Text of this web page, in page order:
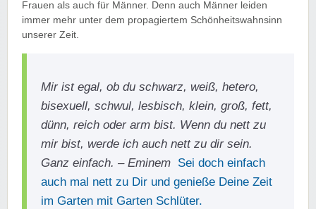
Frauen als auch für Männer. Denn auch Männer leiden
immer mehr unter dem propagiertem Schönheitswahnsinn
unserer Zeit.
Mir ist egal, ob du schwarz, weiß, hetero,
bisexuell, schwul, lesbisch, klein, groß, fett,
dünn, reich oder arm bist. Wenn du nett zu
mir bist, werde ich auch nett zu dir sein.
Ganz einfach. – Eminem Sei doch einfach
auch mal nett zu Dir und genieße Deine Zeit
im Garten mit Garten Schlüter.